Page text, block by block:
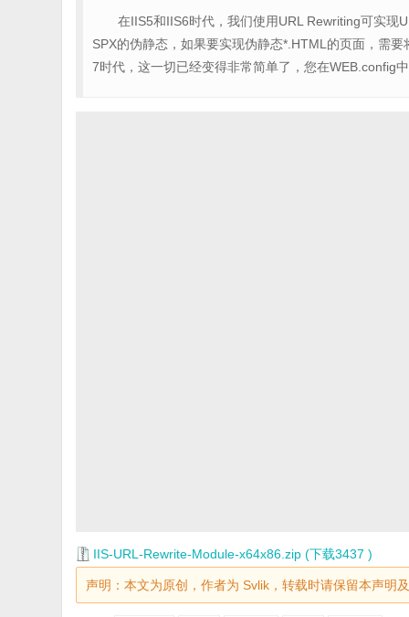
在IIS5和IIS6时代，我们使用URL Rewriting可实现
SPX的伪静态，如果要实现伪静态*.HTML的页面，需
7时代，这一切已经变得非常简单了，您在WEB.config
IIS-URL-Rewrite-Module-x64x86.zip (下载3437 )
声明：本文为原创，作者为 Svlik，转载时请保留本声明